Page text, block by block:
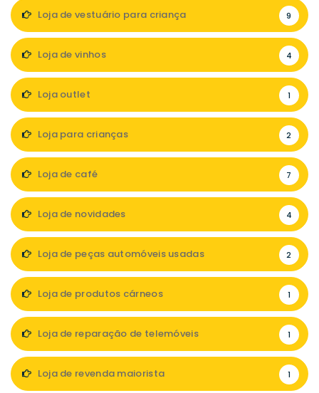
Loja de vestuário para criança 9
Loja de vinhos 4
Loja outlet 1
Loja para crianças 2
Loja de café 7
Loja de novidades 4
Loja de peças automóveis usadas 2
Loja de produtos cárneos 1
Loja de reparação de telemóveis 1
Loja de revenda maiorista 1